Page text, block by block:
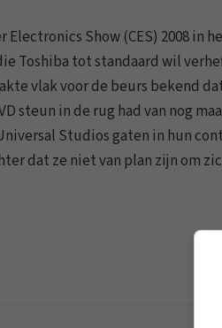
Electronics Show (CES) 2008 in
Toshiba tot standaard wil
vlak voor de beurs bekend
steun in de rug had van nog
Studios gaten in hun
dat ze niet van plan zijn om